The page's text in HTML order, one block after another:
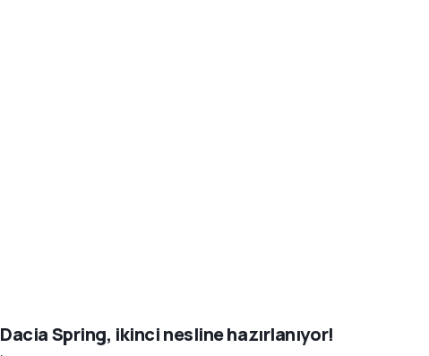
Dacia Spring, ikinci nesline hazırlanıyor!